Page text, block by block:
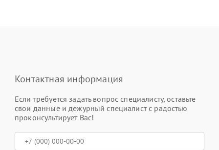
Контактная информация
Если требуется задать вопрос специалисту, оставьте
свои данные и дежурный специалист с радостью
проконсультирует Вас!